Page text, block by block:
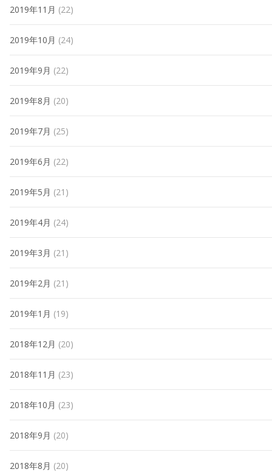
2019年11月 (22)
2019年10月 (24)
2019年9月 (22)
2019年8月 (20)
2019年7月 (25)
2019年6月 (22)
2019年5月 (21)
2019年4月 (24)
2019年3月 (21)
2019年2月 (21)
2019年1月 (19)
2018年12月 (20)
2018年11月 (23)
2018年10月 (23)
2018年9月 (20)
2018年8月 (20)